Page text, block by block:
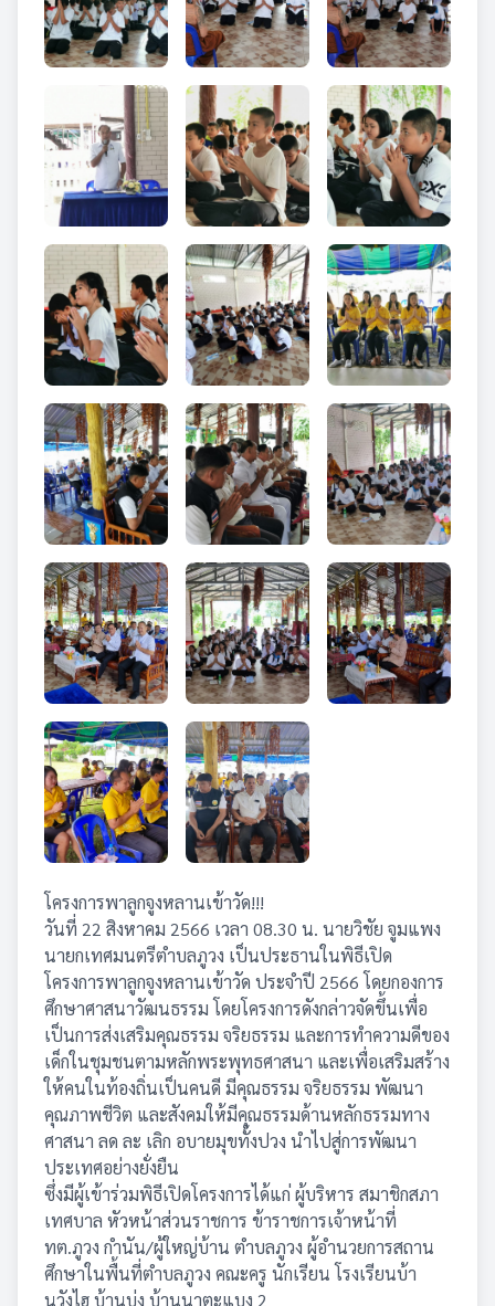
โครงการพาลูกจูงหลานเข้าวัด!!!
วันที่ 22 สิงหาคม 2566 เวลา 08.30 น. นายวิชัย จูมแพง
นายกเทศมนตรีตำบลภูวง เป็นประธานในพิธีเปิด
โครงการพาลูกจูงหลานเข้าวัด ประจำปี 2566 โดยกองการ
ศึกษาศาสนาวัฒนธรรม โดยโครงการดังกล่าวจัดขึ้นเพื่อ
เป็นการส่งเสริมคุณธรรม จริยธรรม และการทำความดีของ
เด็กในชุมชนตามหลักพระพุทธศาสนา และเพื่อเสริมสร้าง
ให้คนในท้องถิ่นเป็นคนดี มีคุณธรรม จริยธรรม พัฒนา
คุณภาพชีวิต และสังคมให้มีคุณธรรมด้านหลักธรรมทาง
ศาสนา ลด ละ เลิก อบายมุขทั้งปวง นำไปสู่การพัฒนา
ประเทศอย่างยั่งยืน
ซึ่งมีผู้เข้าร่วมพิธีเปิดโครงการได้แก่ ผู้บริหาร สมาชิกสภา
เทศบาล หัวหน้าส่วนราชการ ข้าราชการเจ้าหน้าที่
ทต.ภูวง กำนัน/ผู้ใหญ่บ้าน ตำบลภูวง ผู้อำนวยการสถาน
ศึกษาในพื้นที่ตำบลภูวง คณะครู นักเรียน โรงเรียนบ้า
นวังไฮ บ้านบุ่ง บ้านนาตะแบง 2